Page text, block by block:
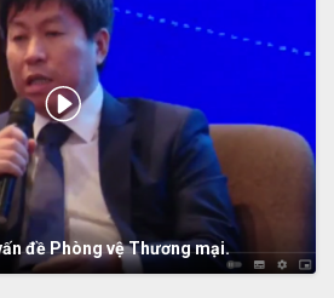
đề Phòng vệ Thương mại.